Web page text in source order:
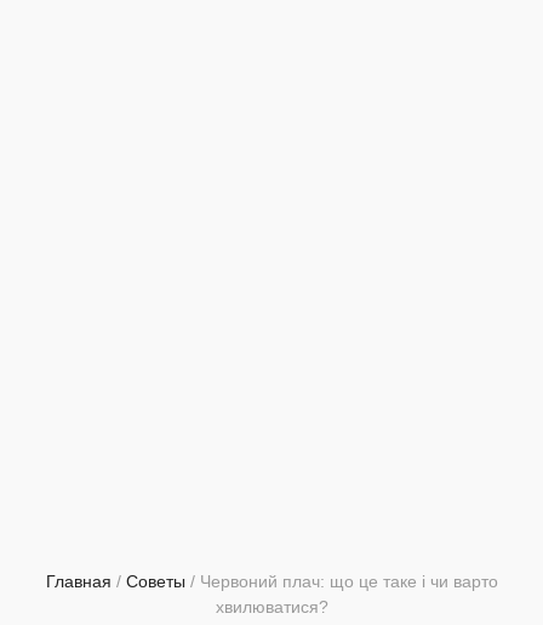
Главная / Советы / Червоний плач: що це таке і чи варто
хвилюватися?